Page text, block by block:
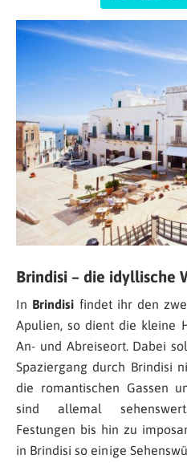
Brindisi – die idyllische
In Brindisi findet ihr den
Apulien, so dient die kleine
An- und Abreiseort. Dabei
Spaziergang durch Brindisi
die romantischen Gassen
sind allemal
Festungen bis hin zu
in Brindisi so einige